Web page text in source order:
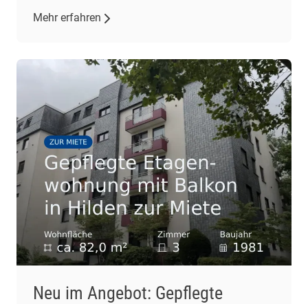
Wohnzimmer mit offener Einbauküche. Der
Ausstattung, darunter Fliesenböden und eine
Fußbodenheizung. Eine Klimaanlage im
Wohnzimmer […]
Mehr erfahren
Neu im Angebot: Gepflegte